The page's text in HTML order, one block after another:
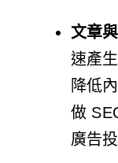
文章
速產
降低
做
廣告